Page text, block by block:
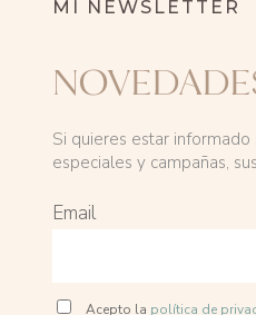
MI NEWSLETTER
Si quieres estar
especiales y campañas,
Email
Acepto la política de